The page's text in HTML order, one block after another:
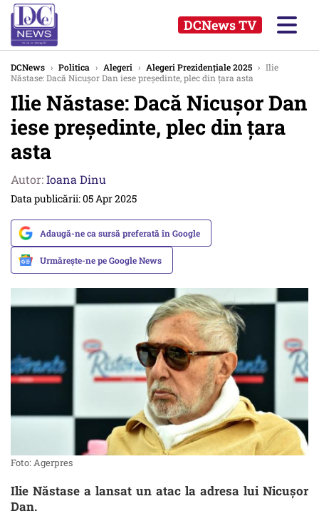
DCNews TV
DCNews › Politica › Alegeri › Alegeri Prezidențiale 2025 › Ilie
Năstase: Dacă Nicușor Dan iese preşedinte, plec din țara asta
Ilie Năstase: Dacă Nicușor Dan
iese preşedinte, plec din țara
asta
Autor:Ioana Dinu
Data publicării: 05 Apr 2025
Adaugă-ne ca sursă preferată în Google
Urmărește-ne pe Google News
Foto: Agerpres
Ilie Năstase a lansat un atac la adresa lui Nicușor
Dan.